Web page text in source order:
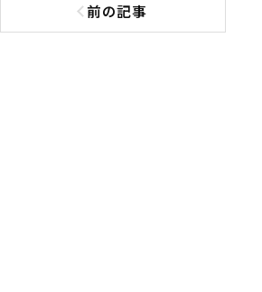
前の記事
前の記事へ